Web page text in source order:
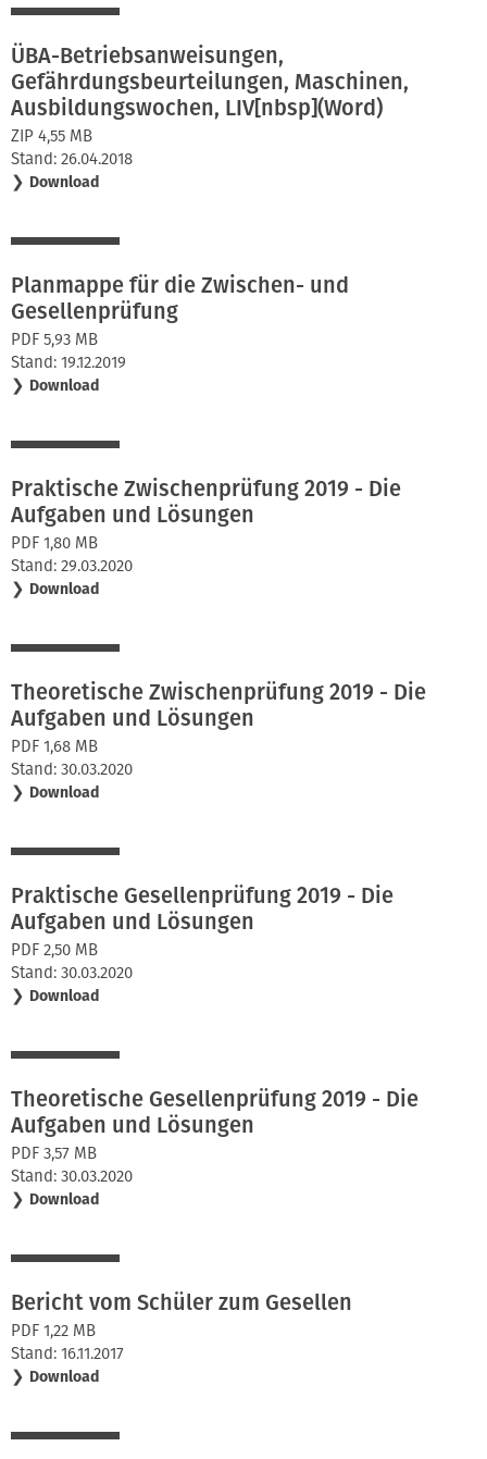
ÜBA-Betriebsanweisungen,
Gefährdungsbeurteilungen, Maschinen,
Ausbildungswochen, LIV[nbsp](Word)
ZIP 4,55 MB
Stand: 26.04.2018
❯ Download
Planmappe für die Zwischen- und
Gesellenprüfung
PDF 5,93 MB
Stand: 19.12.2019
❯ Download
Praktische Zwischenprüfung 2019 - Die
Aufgaben und Lösungen
PDF 1,80 MB
Stand: 29.03.2020
❯ Download
Theoretische Zwischenprüfung 2019 - Die
Aufgaben und Lösungen
PDF 1,68 MB
Stand: 30.03.2020
❯ Download
Praktische Gesellenprüfung 2019 - Die
Aufgaben und Lösungen
PDF 2,50 MB
Stand: 30.03.2020
❯ Download
Theoretische Gesellenprüfung 2019 - Die
Aufgaben und Lösungen
PDF 3,57 MB
Stand: 30.03.2020
❯ Download
Bericht vom Schüler zum Gesellen
PDF 1,22 MB
Stand: 16.11.2017
❯ Download